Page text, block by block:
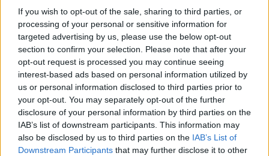
If you wish to opt-out of the sale, sharing to third parties, or
processing of your personal or sensitive information for
targeted advertising by us, please use the below opt-out
section to confirm your selection. Please note that after your
opt-out request is processed you may continue seeing
interest-based ads based on personal information utilized by
us or personal information disclosed to third parties prior to
your opt-out. You may separately opt-out of the further
disclosure of your personal information by third parties on the
IAB’s list of downstream participants. This information may
also be disclosed by us to third parties on the IAB’s List of
Downstream Participants that may further disclose it to other
situace nepatří," uvedl po jednání ministr, současně ale připustil, že
ministerstvo financí naznačilo jistou možnost zavést "věcně
usměrňovanou" cenu. "K tomu je ale třeba získat ještě další
stanoviska, především od ministerstva průmyslu a obchodu,"
uvedl ministr a dodal, že se bude o celé situaci dále jednat.
Kužvart: EKOFILM 2000 byl velmi úspěšný
16.10.2000 11:41 | ČESKÝ KRUMLOV (EkoList)
Již po třetí se v zámeckém areálu v Českém Krumlově uskutečnil ve
dnech 4. - 8. 10. 2000 filmový festival EKOFILM, jehož krédem je
představit a ocenit nové filmy, které informují o vztahu člověka k
životnímu prostředí, k přírodnímu a kulturnímu dědictví.